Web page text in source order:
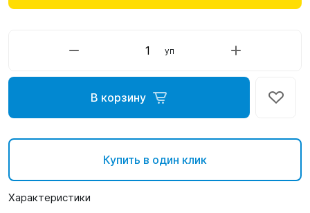
уп
В корзину
Купить в один клик
Характеристики